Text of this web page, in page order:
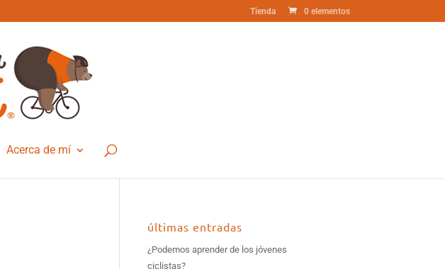
Tienda 0 elementos
Acerca de mí
últimas entradas
¿Podemos aprender de los jóvenes
ciclistas?